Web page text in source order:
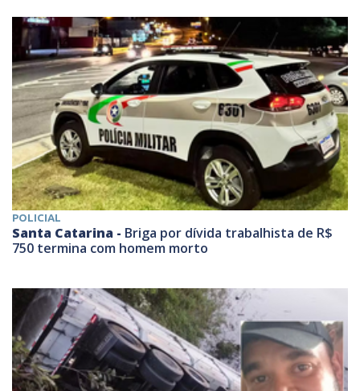
POLICIAL
Santa Catarina - Briga por dívida trabalhista de R$
750 termina com homem morto